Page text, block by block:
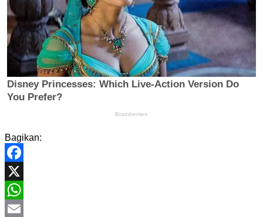
Bagikan:
Facebook
X
WhatsApp